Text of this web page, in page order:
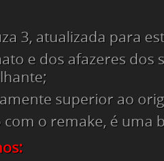
3, atualizada para
e dos afazeres dos
superior ao
com o remake, é uma